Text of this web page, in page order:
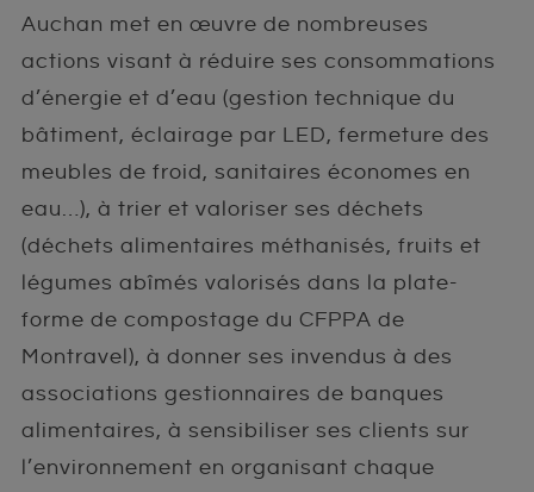
Auchan met en œuvre de nombreuses
actions visant à réduire ses consommations
d’énergie et d’eau (gestion technique du
bâtiment, éclairage par LED, fermeture des
meubles de froid, sanitaires économes en
eau…), à trier et valoriser ses déchets
(déchets alimentaires méthanisés, fruits et
légumes abîmés valorisés dans la plate-
forme de compostage du CFPPA de
Montravel), à donner ses invendus à des
associations gestionnaires de banques
alimentaires, à sensibiliser ses clients sur
l’environnement en organisant chaque